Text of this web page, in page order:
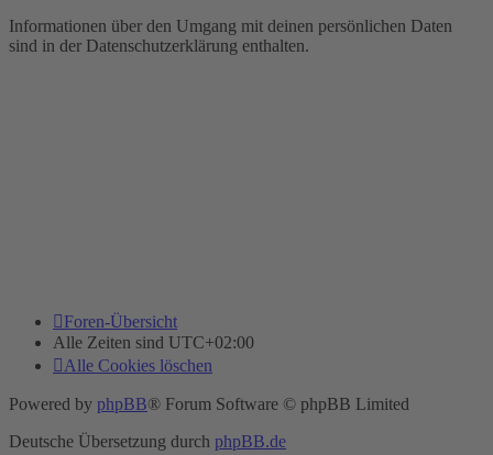
Informationen über den Umgang mit deinen persönlichen Daten
sind in der Datenschutzerklärung enthalten.
Foren-Übersicht
Alle Zeiten sind UTC+02:00
Alle Cookies löschen
Powered by phpBB® Forum Software © phpBB Limited
Deutsche Übersetzung durch phpBB.de